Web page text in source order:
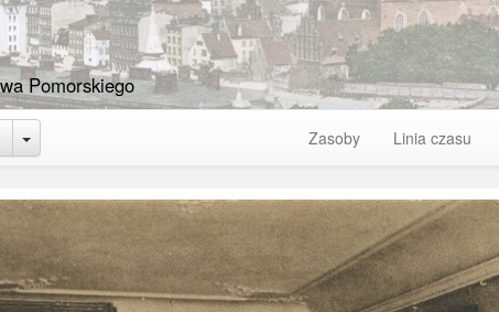
Pomorskiego
Toggle Dropdown Zasoby Linia czasu